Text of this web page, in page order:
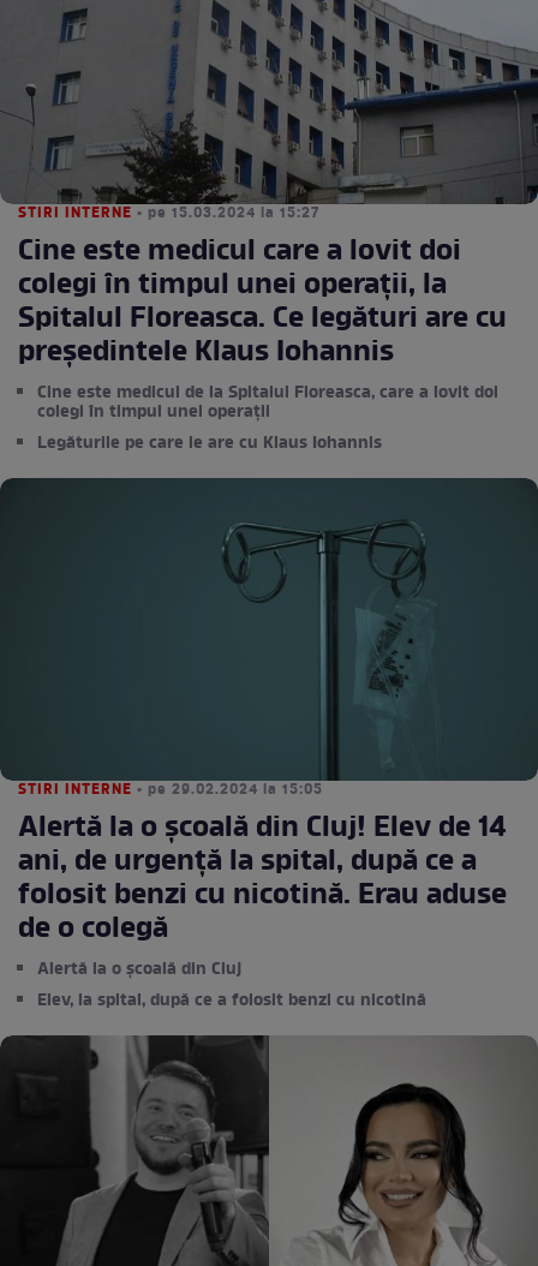
STIRI INTERNE • pe 15.03.2024 la 15:27
Cine este medicul care a lovit doi
colegi în timpul unei operații, la
Spitalul Floreasca. Ce legături are cu
președintele Klaus Iohannis
Cine este medicul de la Spitalul Floreasca, care a lovit doi
colegi în timpul unei operații
Legăturile pe care le are cu Klaus Iohannis
STIRI INTERNE • pe 29.02.2024 la 15:05
Alertă la o școală din Cluj! Elev de 14
ani, de urgență la spital, după ce a
folosit benzi cu nicotină. Erau aduse
de o colegă
Alertă la o școală din Cluj
Elev, la spital, după ce a folosit benzi cu nicotină